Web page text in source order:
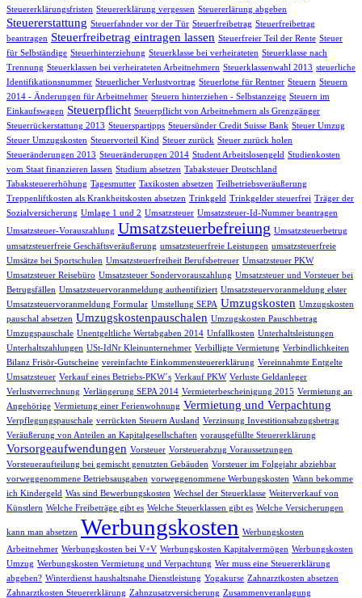
Steuererklärungsfristen Steuererklärung vergessen Steuererlärung abgeben
Steuererstattung Steuerfahnder vor der Tür Steuerfreibetrag Steuerfreibetrag
beantragen Steuerfreibetrag eintragen lassen Steuerfreier Teil der Rente Steuer
für Selbständige Steuerhinterziehung Steuerklasse bei verheirateten Steuerklasse nach
Trennung Steuerklassen bei verheirateten Arbeitnehmern Steuerklassenwahl 2013 steuerliche
Identifikationsnummer Steuerlicher Verlustvortrag Steuerlotse für Rentner Steuern Steuern
2014 - Änderungen für Arbeitnehmer Steuern hinterziehen - Selbstanzeige Steuern im
Einkaufswagen Steuerpflicht Steuerpflicht von Arbeitnehmern als Grenzgänger
Steuerrückerstattung 2013 Steuerspartipps Steuersünder Credit Suisse Bank Steuer Umzug
Steuer Umzugskosten Steuervorteil Kind Steuer zurück Steuer zurück holen
Steueränderungen 2013 Steueränderungen 2014 Student Arbeitslosengeld Studienkosten
vom Staat finanzieren lassen Studium absetzen Tabaksteuer Deutschland
Tabaksteuererhöhung Tagesmutter Taxikosten absetzen Teilbetriebsveräußerung
Treppenliftkosten als Krankheitskosten absetzen Trinkgeld Trinkgelder steuerfrei Träger der
Sozialversicherung Umlage 1 und 2 Umsatzsteuer Umsatzsteuer-Id-Nummer beantragen
Umsatzsteuer-Vorauszahlung Umsatzsteuerbefreiung Umsatzsteuerbetrug
umsatzsteuerfreie Geschäftsveräußerung umsatzsteuerfreie Leistungen umsatzsteuerfreie
Umsätze bei Sportschulen Umsatzsteuerfreiheit Berufsbetreuer Umsatzsteuer PKW
Umsatzsteuer Reisebüro Umsatzsteuer Sondervorauszahlung Umsatzsteuer und Vorsteuer bei
Betrugsfällen Umsatzsteuervoranmeldung authentifiziert Umsatzsteuervoranmeldung elster
Umsatzsteuervoranmeldung Formular Umstellung SEPA Umzugskosten Umzugskosten
pauschal absetzen Umzugskostenpauschalen Umzugskosten Pauschbetrag
Umzugspauschale Unentgeltliche Wertabgaben 2014 Unfallkosten Unterhaltsleistungen
Unterhaltszahlungen USt-IdNr Kleinunternehmer Verbilligte Vermietung Verbindlichkeiten
Bilanz Frisör-Gutscheine vereinfachte Einkommensteuererklärung Vereinnahmte Entgelte
Umsatzsteuer Verkauf eines Betriebs-PKW´s Verkauf PKW Verluste Geldanleger
Verlustverrechnung Verlängerung SEPA 2014 Vermieterbescheinigung 2015 Vermietung an
Angehörige Vermietung einer Ferienwohnung Vermietung und Verpachtung
Verpflegungspauschale verrückten Steuern Ausland Verzinsung Investitionsabzugsbetrag
Veräußerung von Anteilen an Kapitalgesellschaften vorausgefüllte Steuererklärung
Vorsorgeaufwendungen Vorsteuer Vorsteuerabzug Voraussetzungen
Vorsteueraufteilung bei gemischt genutzten Gebäuden Vorsteuer im Folgejahr abziehbar
vorweggenommene Betriebsausgaben vorweggenommene Werbungskosten Wann bekomme
ich Kindergeld Was sind Bewerbungskosten Wechsel der Steuerklasse Weiterverkauf von
Künstlern Welche Freibeträge gibt es Welche Steuerklassen gibt es Welche Versicherungen
kann man absetzen Werbungskosten Werbungskosten
Arbeitnehmer Werbungskosten bei V+V Werbungskosten Kapitalvermögen Werbungskosten
Umzug Werbungskosten Vermietung und Verpachtung Wer muss eine Steuererklärung
abgeben? Winterdienst haushaltsnahe Dienstleistung Yogakurse Zahnarztkosten absetzen
Zahnarztkosten Steuererklärung Zahnzusatzversicherung Zusammenveranlagung